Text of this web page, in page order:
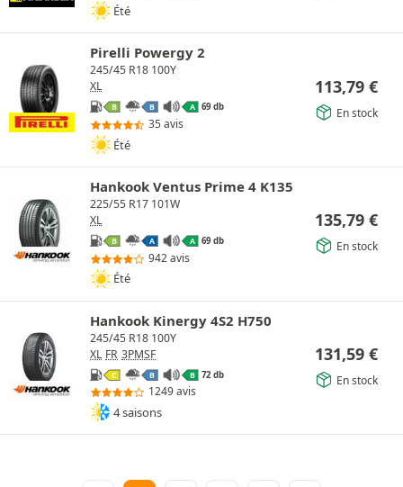
Été
Pirelli Powergy 2
245/45 R18 100Y
XL
B B A 69 db
35 avis
Été
113,79 €
En stock
Hankook Ventus Prime 4 K135
225/55 R17 101W
XL
B A A 69 db
942 avis
Été
135,79 €
En stock
Hankook Kinergy 4S2 H750
245/45 R18 100Y
XL FR 3PMSF
C B B 72 db
1249 avis
4 saisons
131,59 €
En stock